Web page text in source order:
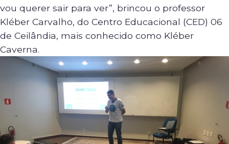
vou querer sair para ver”, brincou o professor
Kléber Carvalho, do Centro Educacional (CED) 06
de Ceilândia, mais conhecido como Kléber
Caverna.